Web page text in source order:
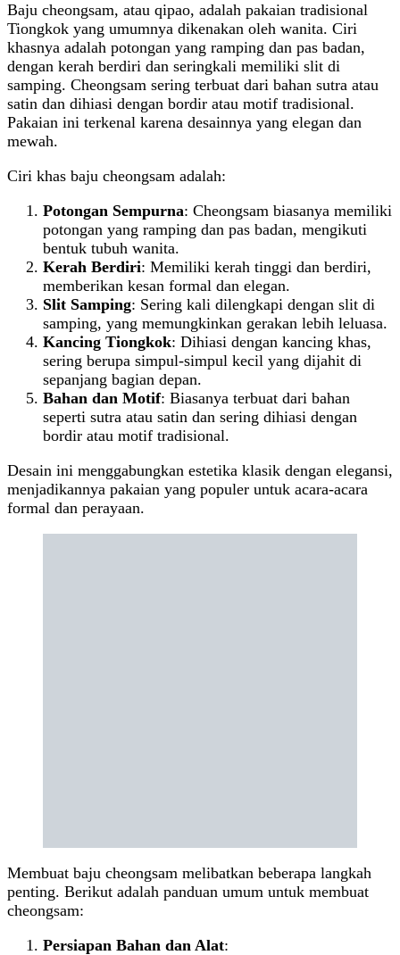
Baju cheongsam, atau qipao, adalah pakaian tradisional
Tiongkok yang umumnya dikenakan oleh wanita. Ciri
khasnya adalah potongan yang ramping dan pas badan,
dengan kerah berdiri dan seringkali memiliki slit di
samping. Cheongsam sering terbuat dari bahan sutra atau
satin dan dihiasi dengan bordir atau motif tradisional.
Pakaian ini terkenal karena desainnya yang elegan dan
mewah.
Ciri khas baju cheongsam adalah:
Potongan Sempurna: Cheongsam biasanya memiliki
potongan yang ramping dan pas badan, mengikuti
bentuk tubuh wanita.
Kerah Berdiri: Memiliki kerah tinggi dan berdiri,
memberikan kesan formal dan elegan.
Slit Samping: Sering kali dilengkapi dengan slit di
samping, yang memungkinkan gerakan lebih leluasa.
Kancing Tiongkok: Dihiasi dengan kancing khas,
sering berupa simpul-simpul kecil yang dijahit di
sepanjang bagian depan.
Bahan dan Motif: Biasanya terbuat dari bahan
seperti sutra atau satin dan sering dihiasi dengan
bordir atau motif tradisional.
Desain ini menggabungkan estetika klasik dengan elegansi,
menjadikannya pakaian yang populer untuk acara-acara
formal dan perayaan.
Membuat baju cheongsam melibatkan beberapa langkah
penting. Berikut adalah panduan umum untuk membuat
cheongsam:
Persiapan Bahan dan Alat: